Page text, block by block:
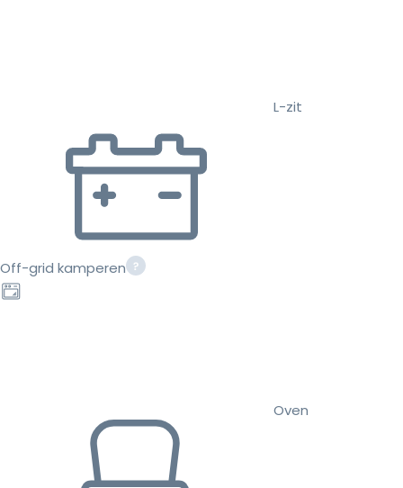
L-zit
Off-grid kamperen
Oven